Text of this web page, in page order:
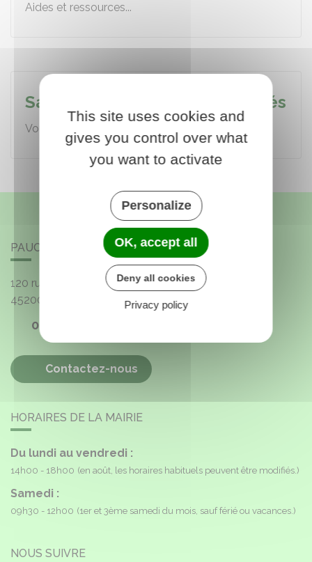
Aides et ressources...
Santé et Soins Non Programmés
Vous n'avez plus de médecin traitant...
PAUCOURT
120 rue de l'Église
45200
02 38 85 40 16
Contactez-nous
HORAIRES DE LA MAIRIE
Du lundi au vendredi :
14h00 - 18h00 (en août, les horaires habituels peuvent être modifiés.)
Samedi :
09h30 - 12h00 (1er et 3ème samedi du mois, sauf férié ou vacances.)
NOUS SUIVRE
This site uses cookies and
gives you control over what
you want to activate
Personalize
OK, accept all
Deny all cookies
Privacy policy